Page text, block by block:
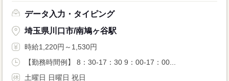
データ入力・タイピング
埼玉県川口市/南鳩ヶ谷駅
時給1,220円～1,530円
【勤務時間例】 8：30-17：30 9：00-17：00...
土曜日 日曜日 祝日